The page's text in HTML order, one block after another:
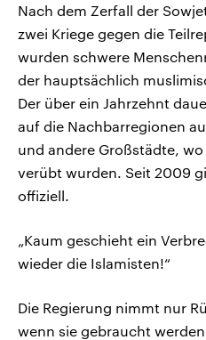
Nach dem Zerfall der
zwei Kriege gegen die
wurden schwere
der hauptsächlich
Der über ein Jahrzehnt
auf die Nachbarregionen
und andere Großstädte,
verübt wurden. Seit 2009
offiziell.
„Kaum geschieht ein
wieder die Islamisten!“
Die Regierung nimmt nur
wenn sie gebraucht